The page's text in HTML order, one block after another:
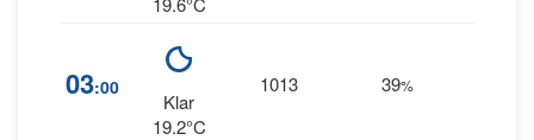
03:00
Klar
19.2°C
1013 39%